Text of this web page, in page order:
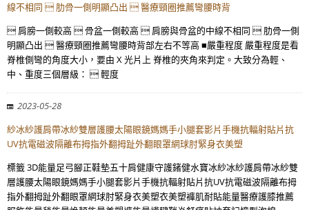
線不相同  肋骨一側明顯凸出  醫療頸圈推薦彎腰時背
 肩膀一側較高  骨盆一側較高  肩膀與骨盆的中線不相同  肋骨一側
明顯凸出  醫療頸圈推薦彎腰時背部左右不等高 ■嚴重程度 嚴重程度是看
脊椎側彎的角度大小，要由 X 光片上 脊椎的夾角來判定。大致分為輕、
中、重度三個層級：  輕度
2023-05-28
紗冰紗護肩帶冰紗雙層護腰太陽眼鏡媽媽手小腿套影片手機抗輻射貼片抗
UV抗電磁波隔離布拇指外翻拇趾外翻眼罩網球肘緊身衣美塑
標籤 3D能量足弓腳正鞋墊五十肩健康守護鍺健水寶冰紗冰紗護肩帶冰紗雙
層護腰太陽眼鏡媽媽手小腿套影片手機抗輻射貼片抗UV抗電磁波隔離布拇
指外翻拇趾外翻眼罩網球肘緊身衣美塑衣美塑褲肌耐貼能量醫療護膝推薦